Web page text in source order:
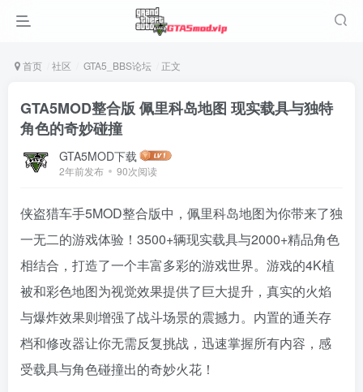
首页 社区 GTA5_BBS论坛 正文
GTA5MOD整合版 佩里科岛地图 现实载具与独特
角色的奇妙碰撞
GTA5MOD下载
2年前发布 90次阅读
侠盗猎车手5MOD整合版中，佩里科岛地图为你带来了独
一无二的游戏体验！3500+辆现实载具与2000+精品角色
相结合，打造了一个丰富多彩的游戏世界。游戏的4K植
被和彩色地图为视觉效果提供了巨大提升，真实的火焰
与爆炸效果则增强了战斗场景的震撼力。内置的通关存
档和修改器让你无需反复挑战，迅速掌握所有内容，感
受载具与角色碰撞出的奇妙火花！